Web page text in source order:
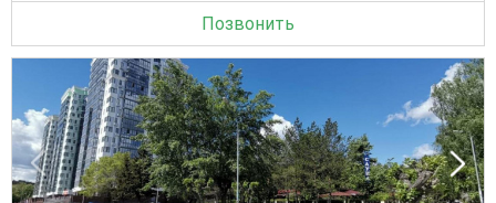
Позвонить